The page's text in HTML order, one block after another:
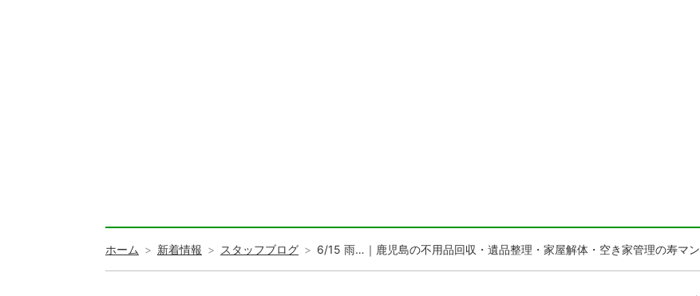
ホーム 新着情報 スタッフブログ 6/15 雨…｜鹿児島の不用品回収・遺品整理・家屋解体・空き家管理の寿マン